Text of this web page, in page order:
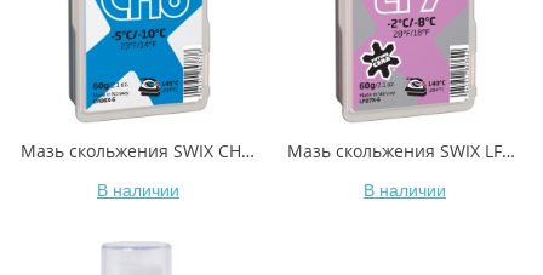
Мазь скольжения SWIX CH6X Blue -5C / -10C 60гр
В наличии
Мазь скольжения SWIX LF7X Violet -2C / -8C 60гр
В наличии